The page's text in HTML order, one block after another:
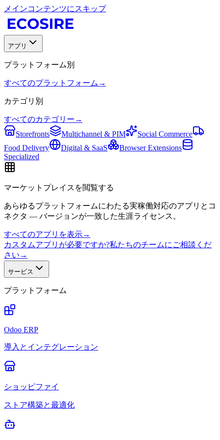
メインコンテンツにスキップ
アプリ
プラットフォーム別
すべてのプラットフォーム →
カテゴリ別
すべてのカテゴリー →
Storefronts
Multichannel & PIM
Social Commerce
Food Delivery
Digital & SaaS
Browser Extensions
Specialized
マーケットプレイスを閲覧する
あらゆるプラットフォームにわたる実稼働対応のアプリとコ
ネクタ — バージョンが一致した生涯ライセンス。
すべてのアプリを表示→
カスタムアプリが必要ですか?私たちのチームにご相談くだ
さい →
サービス
プラットフォーム
Odoo ERP
導入とインテグレーション
ショッピファイ
ストア構築と最適化